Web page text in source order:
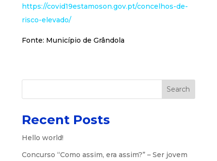
https://covid19estamoson.gov.pt/concelhos-de-
risco-elevado/
Fonte: Município de Grândola
Search
Recent Posts
Hello world!
Concurso “Como assim, era assim?” – Ser jovem